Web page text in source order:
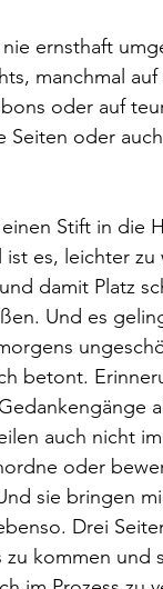
ernsthaft
manchmal
oder auf
Seiten oder
Stift in die
es, leichter
damit Platz
Und es
betont.
auch nicht
oder
sie bringen
Drei
kommen